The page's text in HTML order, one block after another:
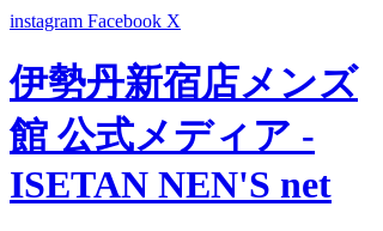
instagram Facebook X
伊勢丹新宿店メンズ
館 公式メディア -
ISETAN NEN'S net